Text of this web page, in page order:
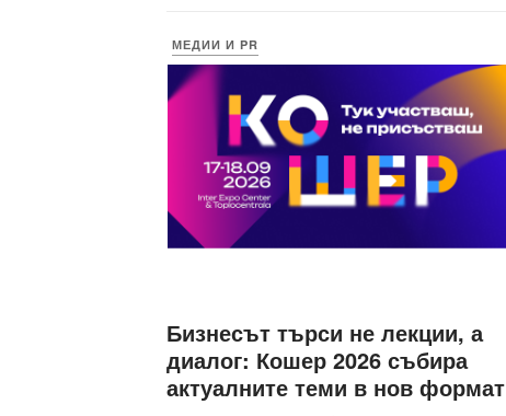
МЕДИИ И PR
Бизнесът търси не лекции, а
диалог: Кошер 2026 събира
актуалните теми в нов формат